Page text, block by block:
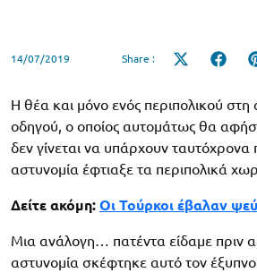
14/07/2019 Share :
Share
Share
Η θέα και μόνο ενός περιπολικού
οδηγού, ο οποίος αυτομάτως θα
δεν γίνεται να υπάρχουν
αστυνομία έφτιαξε τα περιπολικά
Δείτε ακόμη: Οι Τούρκοι έβαλαν
Μια ανάλογη… πατέντα είδαμε πριν
αστυνομία σκέφτηκε αυτό τον